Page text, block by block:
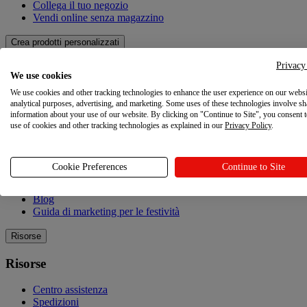
Collega il tuo negozio
Vendi online senza magazzino
Crea prodotti personalizzati
Crea prodotti personalizzati
Catalogo dei prodotti
Design Maker
Qualità
Esplorare
Blog
Guida di marketing per le festività
Risorse
Risorse
Centro assistenza
Spedizioni
We use cookies
We use cookies and other tracking technologies to enhance the user experience on our
analytical purposes, advertising, and marketing. Some uses of these technologies involve
information about your use of our website. By clicking on "Continue to Site", you consent
use of cookies and other tracking technologies as explained in our Privacy Policy.
Cookie Preferences Continue to Site